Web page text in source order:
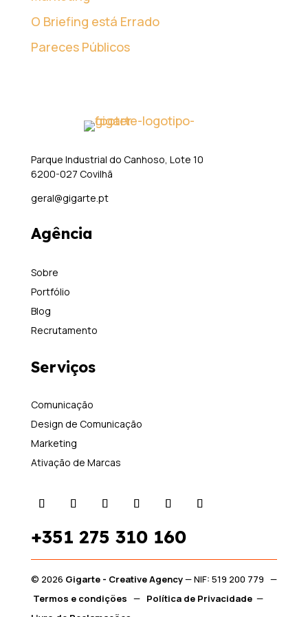
O Briefing está Errado
Pareces Públicos
Parque Industrial do Canhoso, Lote 10
6200-027 Covilhã
geral@gigarte.pt
Agência
Sobre
Portfólio
Blog
Recrutamento
Serviços
Comunicação
Design de Comunicação
Marketing
Ativação de Marcas
+351 275 310 160
© 2026 Gigarte - Creative Agency— NIF: 519 200 779 —
Termos e condições — Política de Privacidade—